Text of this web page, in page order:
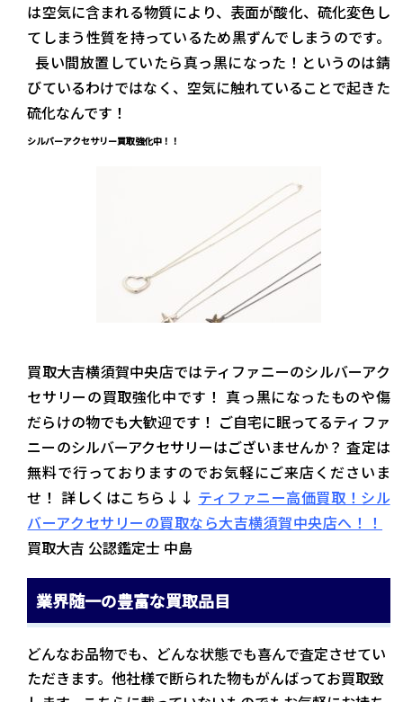
は空気に含まれる物質により、表面が酸化、硫化変色し
てしまう性質を持っているため黒ずんでしまうのです。
長い間放置していたら真っ黒になった！というのは錆
びているわけではなく、空気に触れていることで起きた
硫化なんです！
シルバーアクセサリー買取強化中！！
買取大吉横須賀中央店ではティファニーのシルバーアク
セサリーの買取強化中です！ 真っ黒になったものや傷
だらけの物でも大歓迎です！ ご自宅に眠ってるティファ
ニーのシルバーアクセサリーはございませんか？ 査定は
無料で行っておりますのでお気軽にご来店くださいま
せ！ 詳しくはこちら↓↓ ティファニー高価買取！シル
バーアクセサリーの買取なら大吉横須賀中央店へ！！
買取大吉 公認鑑定士 中島
業界随一の豊富な買取品目
どんなお品物でも、どんな状態でも喜んで査定させてい
ただきます。他社様で断られた物もがんばってお買取致